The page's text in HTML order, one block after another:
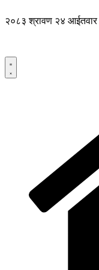
२०८३ श्रावण २४ आईतवार